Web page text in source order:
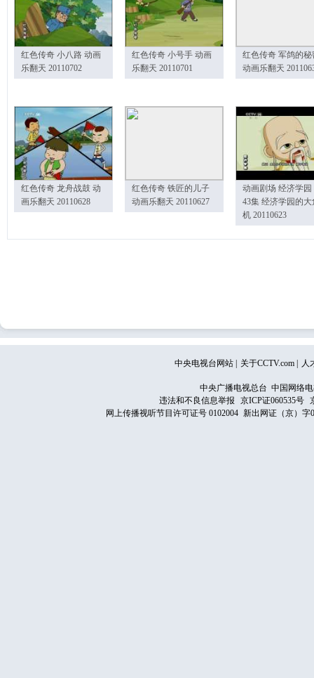
红色传奇 小八路 动画
乐翻天 20110702
红色传奇 小号手 动画
乐翻天 20110701
红色传奇 军鸽的秘
动画乐翻天
红色传奇 龙舟战鼓 动
画乐翻天 20110628
红色传奇 铁匠的儿子
动画乐翻天 20110627
动画剧场 经济学园
43集 经济学园的大
机 20110623
中央电视台网站 关于CCTV.com 人
中央广播电视总台 中国网络
违法和不良信息举报
京ICP证060535号
网上传播视听节目许可证号 0102004 新出网证（京）